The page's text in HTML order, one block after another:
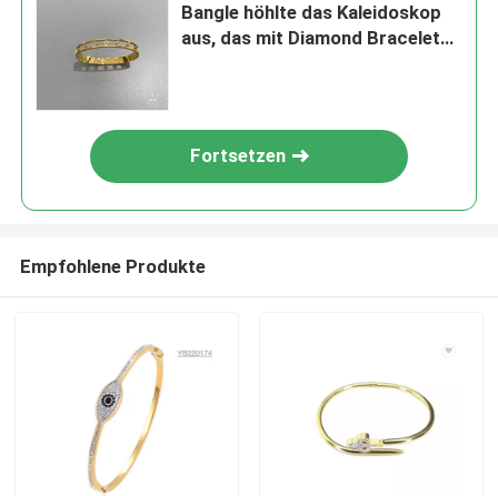
Bangle höhlte das Kaleidoskop
aus, das mit Diamond Bracelet
Fortsetzen
Empfohlene Produkte